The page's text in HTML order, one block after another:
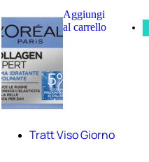
Aggiungi
al carrello
Tratt Viso Giorno